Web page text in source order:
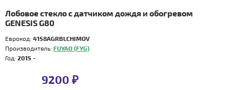
Лобовое стекло с датчиком дождя и обогревом
GENESIS G80
Еврокод: 4158AGRBLCHIMOV
Производитель: FUYAO (FYG)
Год: 2015 -
9200 ₽